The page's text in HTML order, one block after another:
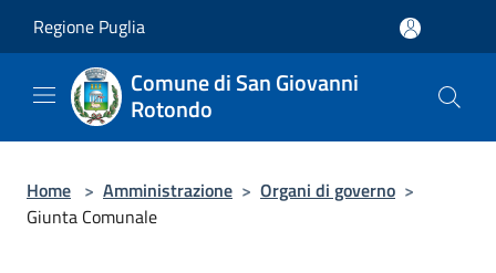
Regione Puglia
Comune di San Giovanni
Rotondo
Home > Amministrazione > Organi di governo >
Giunta Comunale